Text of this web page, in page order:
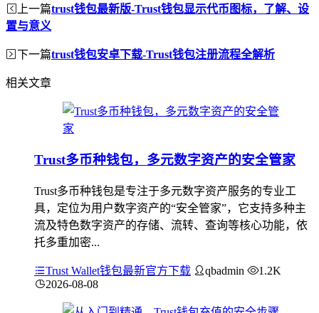
上一篇trust钱包最新版-Trust钱包显示代币图标，了解、设
置与意义
下一篇trust钱包安卓下载-Trust钱包注册流程全解析
相关文章
Trust多币种钱包，多元数字资产的安全管家
Trust多币种钱包是专注于多元数字资产服务的专业工
具，定位为用户数字资产的“安全管家”，它支持多种主
流及特色数字资产的存储、流转、查询等核心功能，依
托多重加密...
Trust Wallet钱包最新官方下载 qbadmin
1.2K
2026-08-08